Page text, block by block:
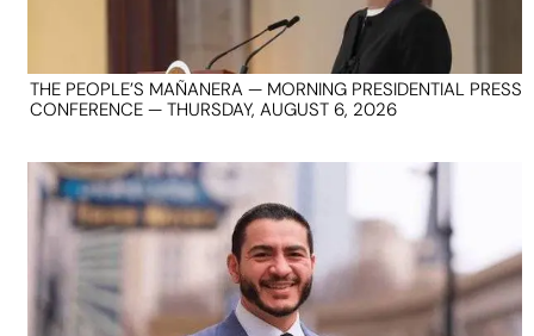
THE PEOPLE’S MAÑANERA — MORNING PRESIDENTIAL PRESS
CONFERENCE — THURSDAY, AUGUST 6, 2026